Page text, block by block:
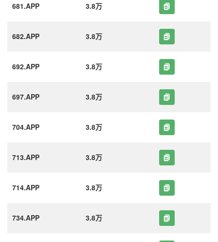
681.APP 3.8万
682.APP 3.8万
692.APP 3.8万
697.APP 3.8万
704.APP 3.8万
713.APP 3.8万
714.APP 3.8万
734.APP 3.8万